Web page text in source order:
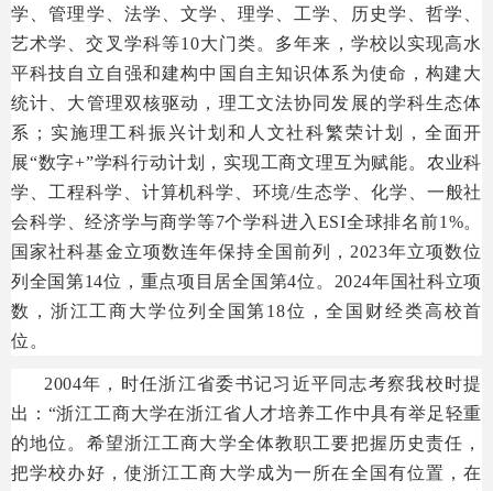
学、管理学、法学、文学、理学、工学、历史学、哲学、
艺术学、交叉学科等10大门类。多年来，学校以实现高水
平科技自立自强和建构中国自主知识体系为使命，构建大
统计、大管理双核驱动，理工文法协同发展的学科生态体
系；实施理工科振兴计划和人文社科繁荣计划，全面开
展“数字+”学科行动计划，实现工商文理互为赋能。农业科
学、工程科学、计算机科学、环境/生态学、化学、一般社
会科学、经济学与商学等7个学科进入ESI全球排名前1%。
国家社科基金立项数连年保持全国前列，2023年立项数位
列全国第14位，重点项目居全国第4位。2024年国社科立项
数，浙江工商大学位列全国第18位，全国财经类高校首
位。
2004年，时任浙江省委书记习近平同志考察我校时提
出：“浙江工商大学在浙江省人才培养工作中具有举足轻重
的地位。希望浙江工商大学全体教职工要把握历史责任，
把学校办好，使浙江工商大学成为一所在全国有位置，在